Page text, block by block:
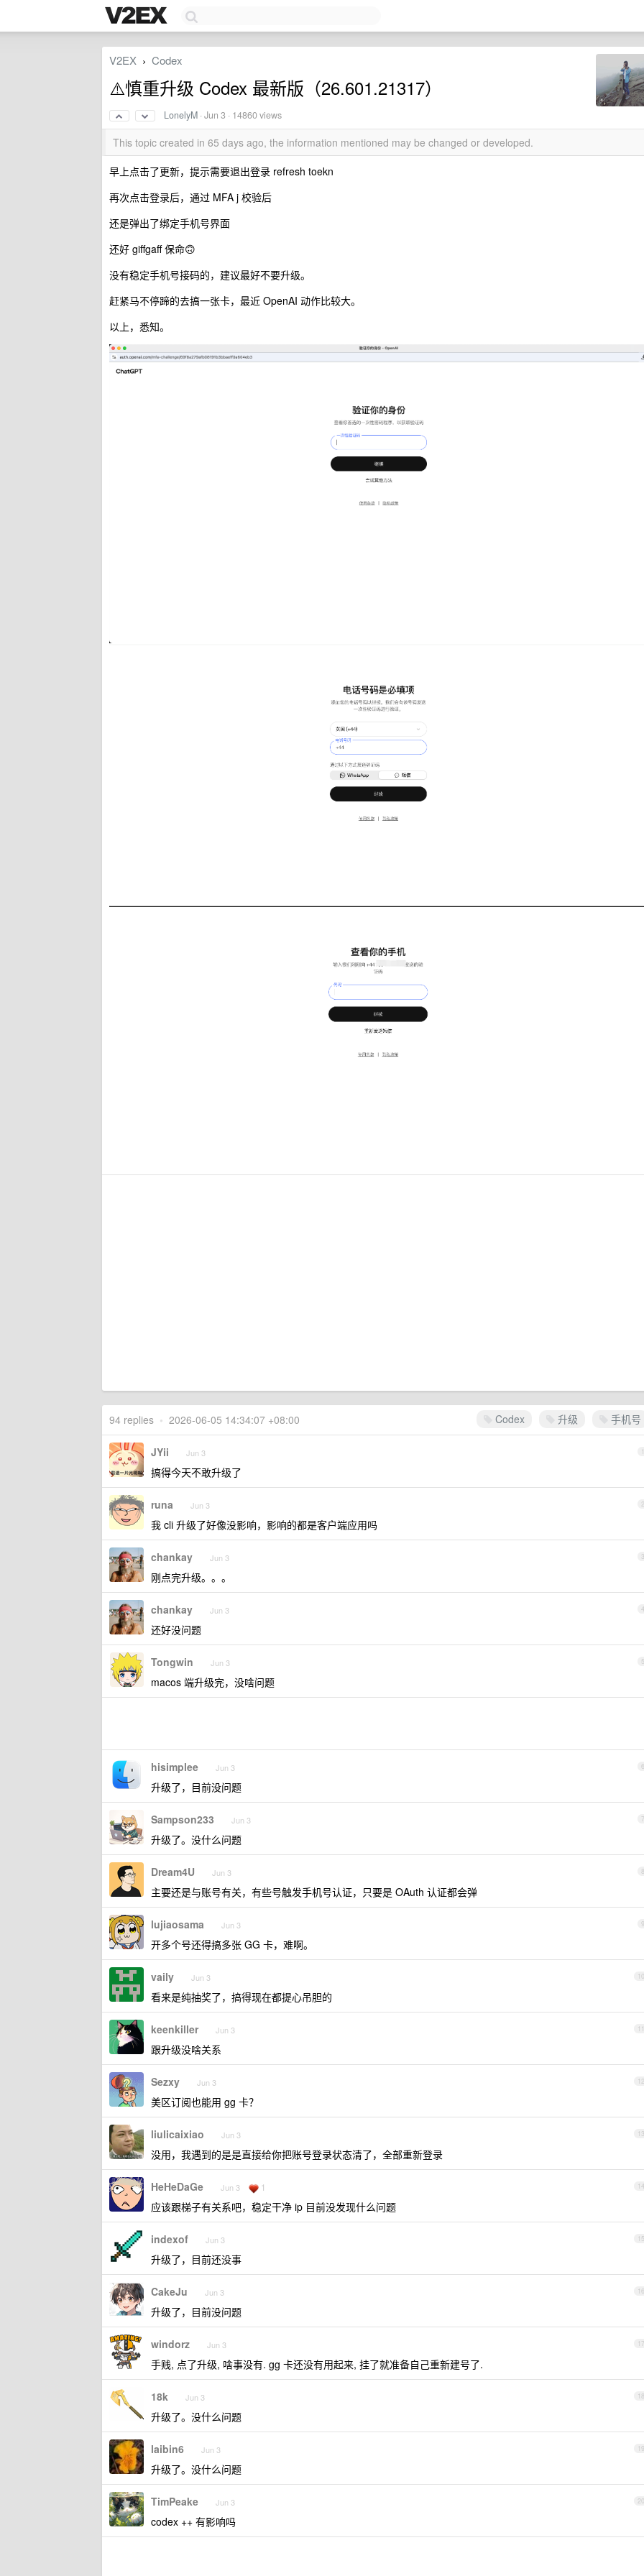
V2EX › Codex
⚠️慎重升级 Codex 最新版（26.601.21317）
LonelyM ·Jun 3 · 14860 views
This topic created in 65 days ago, the information mentioned may be changed or developed.
早上点击了更新，提示需要退出登录 refresh toekn
再次点击登录后，通过 MFA j 校验后
还是弹出了绑定手机号界面
还好 giffgaff 保命🙃
没有稳定手机号接码的，建议最好不要升级。
赶紧马不停蹄的去搞一张卡，最近 OpenAI 动作比较大。
以上，悉知。
Codex 升级 手机号
94 replies • 2026-06-05 14:34:07 +08:00
1
JYii Jun 3
搞得今天不敢升级了
2
runa Jun 3
我 cli 升级了好像没影响，影响的都是客户端应用吗
3
chankay Jun 3
刚点完升级。。。
4
chankay Jun 3
还好没问题
5
Tongwin Jun 3
macos 端升级完，没啥问题
6
hisimplee Jun 3
升级了，目前没问题
7
Sampson233 Jun 3
升级了。没什么问题
8
Dream4U Jun 3
主要还是与账号有关，有些号触发手机号认证，只要是 OAuth 认证都会弹
9
lujiaosama Jun 3
开多个号还得搞多张 GG 卡，难啊。
10
vaily Jun 3
看来是纯抽奖了，搞得现在都提心吊胆的
11
keenkiller Jun 3
跟升级没啥关系
12
Sezxy Jun 3
美区订阅也能用 gg 卡？
13
liulicaixiao Jun 3
没用，我遇到的是是直接给你把账号登录状态清了，全部重新登录
14
HeHeDaGe Jun 3 1
应该跟梯子有关系吧，稳定干净 ip 目前没发现什么问题
15
indexof Jun 3
升级了，目前还没事
16
CakeJu Jun 3
升级了，目前没问题
17
windorz Jun 3
手贱, 点了升级, 啥事没有. gg 卡还没有用起来, 挂了就准备自己重新建号了.
18
18k Jun 3
升级了。没什么问题
19
laibin6 Jun 3
升级了。没什么问题
20
TimPeake Jun 3
codex ++ 有影响吗